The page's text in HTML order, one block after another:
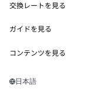
MetaMask Connect
Snaps
Web3サービス
セキュリティ
サポート
キャリア
イーサリアムの価格
Solanaの価格
Tetherの価格
交換レートを見る
ETH→USD
USDT→INR
BTC→INR
ガイドを見る
ETHの購入
コンテンツを見る
Solanaウォレット
日本語